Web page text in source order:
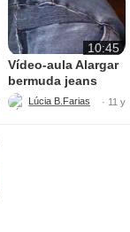
10:45
Vídeo-aula Alargar
bermuda jeans
parte 1
· 11 y